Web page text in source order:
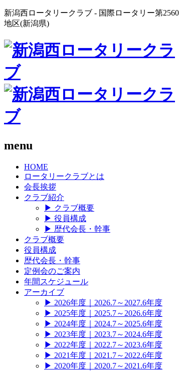
新潟西ロータリークラブ - 国際ロータリー第2560
地区(新潟県)
menu
HOME
ロータリークラブとは
会長挨拶
クラブ紹介
▶ クラブ概要
▶ 役員構成
▶ 歴代会長・幹事
クラブ概要
役員構成
歴代会長・幹事
定例会のご案内
年間スケジュール
アーカイブ
▶ 2026年度｜2026.7～2027.6年度
▶ 2025年度｜2025.7～2026.6年度
▶ 2024年度｜2024.7～2025.6年度
▶ 2023年度｜2023.7～2024.6年度
▶ 2022年度｜2022.7～2023.6年度
▶ 2021年度｜2021.7～2022.6年度
▶ 2020年度｜2020.7～2021.6年度